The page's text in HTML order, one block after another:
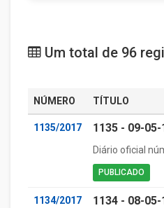
Um total de 96
NÚMERO TÍTULO
1135/2017 1135 - 09-05-
Diário oficial
PUBLICADO
1134/2017 1134 - 08-05-